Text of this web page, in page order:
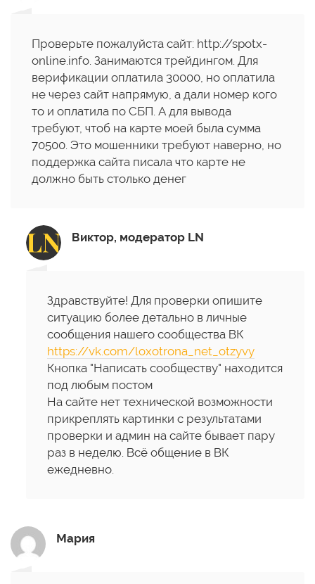
Проверьте пожалуйста сайт: http://spotx-
online.info. Занимаются трейдингом. Для
верификации оплатила 30000, но оплатила
не через сайт напрямую, а дали номер кого
то и оплатила по СБП. А для вывода
требуют, чтоб на карте моей была сумма
70500. Это мошенники требуют наверно, но
поддержка сайта писала что карте не
должно быть столько денег
Виктор, модератор LN
Здравствуйте! Для проверки опишите
ситуацию более детально в личные
сообщения нашего сообщества ВК
https://vk.com/loxotrona_net_otzyvy
Кнопка "Написать сообществу" находится
под любым постом
На сайте нет технической возможности
прикреплять картинки с результатами
проверки и админ на сайте бывает пару
раз в неделю. Всё общение в ВК
ежедневно.
Мария